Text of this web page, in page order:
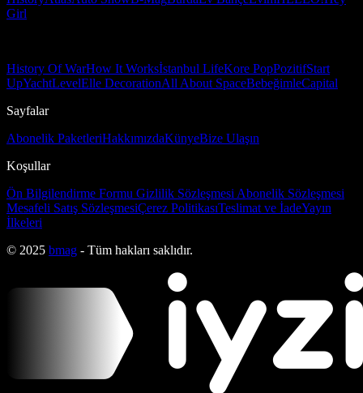
Girl
History Of WarHow It Worksİstanbul LifeKore PopPozitifStart
UpYachtLevelElle DecorationAll About SpaceBebeğimleCapital
Sayfalar
Abonelik PaketleriHakkımızdaKünyeBize Ulaşın
Koşullar
Ön Bilgilendirme Formu Gizlilik Sözleşmesi Abonelik Sözleşmesi
Mesafeli Satış SözleşmesiÇerez PolitikasıTeslimat ve İadeYayın
İlkeleri
© 2025 bmag - Tüm hakları saklıdır.